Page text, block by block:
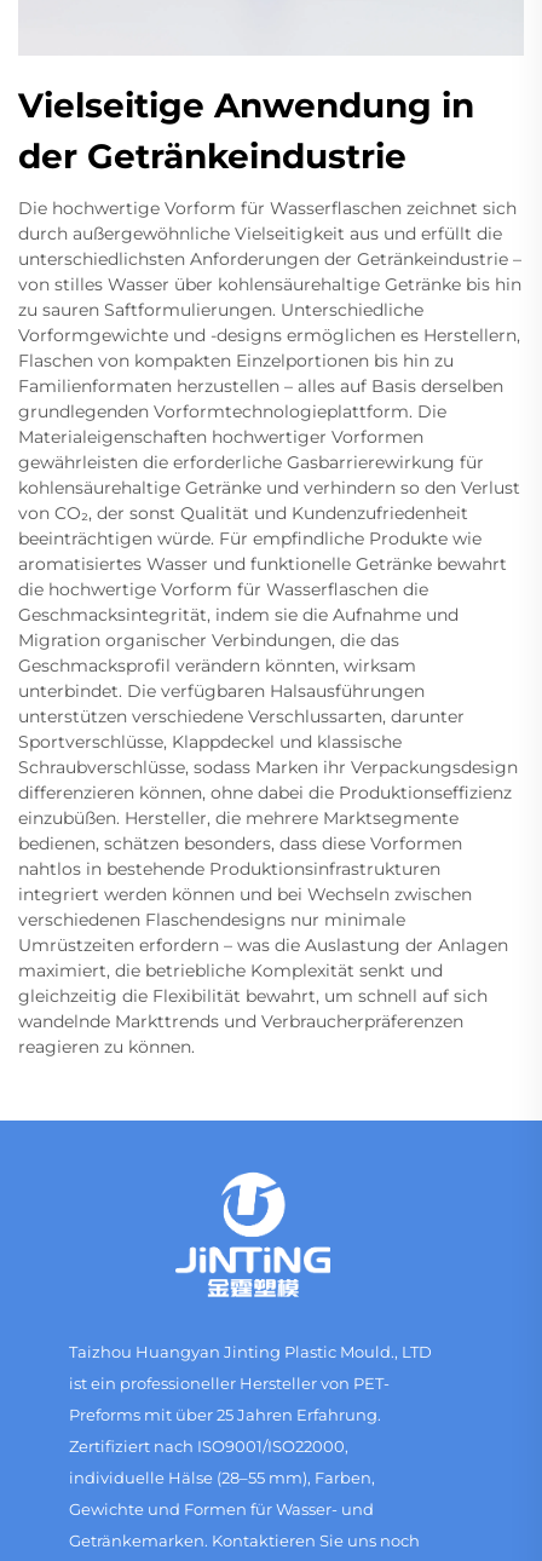
Vielseitige Anwendung in
der Getränkeindustrie
Die hochwertige Vorform für Wasserflaschen zeichnet sich
durch außergewöhnliche Vielseitigkeit aus und erfüllt die
unterschiedlichsten Anforderungen der Getränkeindustrie –
von stilles Wasser über kohlensäurehaltige Getränke bis hin
zu sauren Saftformulierungen. Unterschiedliche
Vorformgewichte und -designs ermöglichen es Herstellern,
Flaschen von kompakten Einzelportionen bis hin zu
Familienformaten herzustellen – alles auf Basis derselben
grundlegenden Vorformtechnologieplattform. Die
Materialeigenschaften hochwertiger Vorformen
gewährleisten die erforderliche Gasbarrierewirkung für
kohlensäurehaltige Getränke und verhindern so den Verlust
von CO₂, der sonst Qualität und Kundenzufriedenheit
beeinträchtigen würde. Für empfindliche Produkte wie
aromatisiertes Wasser und funktionelle Getränke bewahrt
die hochwertige Vorform für Wasserflaschen die
Geschmacksintegrität, indem sie die Aufnahme und
Migration organischer Verbindungen, die das
Geschmacksprofil verändern könnten, wirksam
unterbindet. Die verfügbaren Halsausführungen
unterstützen verschiedene Verschlussarten, darunter
Sportverschlüsse, Klappdeckel und klassische
Schraubverschlüsse, sodass Marken ihr Verpackungsdesign
differenzieren können, ohne dabei die Produktionseffizienz
einzubüßen. Hersteller, die mehrere Marktsegmente
bedienen, schätzen besonders, dass diese Vorformen
nahtlos in bestehende Produktionsinfrastrukturen
integriert werden können und bei Wechseln zwischen
verschiedenen Flaschendesigns nur minimale
Umrüstzeiten erfordern – was die Auslastung der Anlagen
maximiert, die betriebliche Komplexität senkt und
gleichzeitig die Flexibilität bewahrt, um schnell auf sich
wandelnde Markttrends und Verbraucherpräferenzen
reagieren zu können.
Taizhou Huangyan Jinting Plastic Mould., LTD
ist ein professioneller Hersteller von PET-
Preforms mit über 25 Jahren Erfahrung.
Zertifiziert nach ISO9001/ISO22000,
individuelle Hälse (28–55 mm), Farben,
Gewichte und Formen für Wasser- und
Getränkemarken. Kontaktieren Sie uns noch